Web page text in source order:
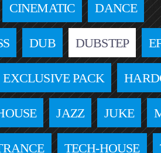
CINEMATIC DANCE
DUB DUBSTEP
EXCLUSIVE PACK
JAZZ JUKE
TECH-HOUSE